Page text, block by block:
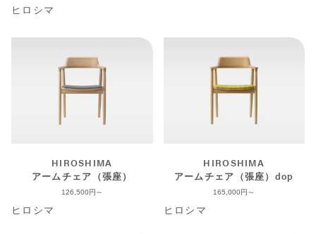
ヒロシマ
HIROSHIMA
アームチェア（張座）
126,500
ヒロシマ
HIROSHIMA
アームチェア（張座）dop
165,000
ヒロシマ